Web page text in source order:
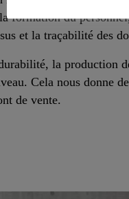
formation du
et la traçabilité des
la production
Cela nous donne
de vente.